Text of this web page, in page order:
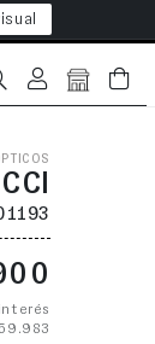
Hasta 6 cuotas
sesión Bolsa